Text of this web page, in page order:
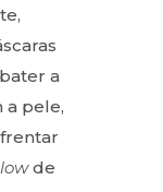
a
a pele,
de